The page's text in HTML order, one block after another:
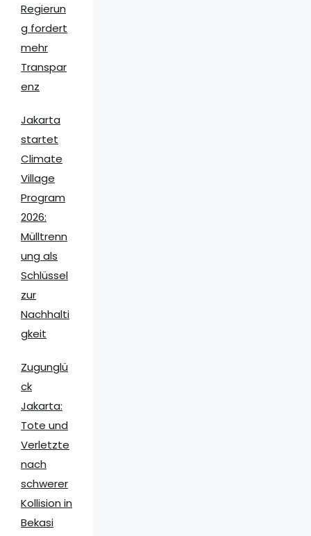
Regierun
g fordert
mehr
Transpar
enz
Jakarta
startet
Climate
Village
Program
2026:
Mülltrenn
ung als
Schlüssel
zur
Nachhalti
gkeit
Zugunglü
ck
Jakarta:
Tote und
Verletzte
nach
schwerer
Kollision in
Bekasi